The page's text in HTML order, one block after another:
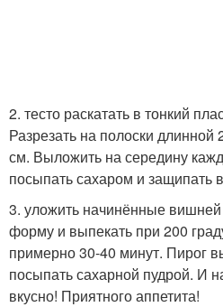
2. тесто раскатать в тонкий
Разрезать на полоски
см. Выложить на середину
посыпать сахаром и защипать
3. уложить начинённые
форму и выпекать при 200
примерно 30-40 минут. Пирог
посыпать сахарной пудрой. И
вкусно! Приятного аппетита!